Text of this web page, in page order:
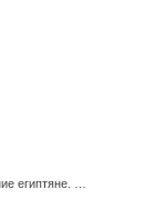
египтяне. …